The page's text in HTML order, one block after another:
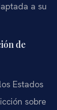
a su
de
Estados
sobre